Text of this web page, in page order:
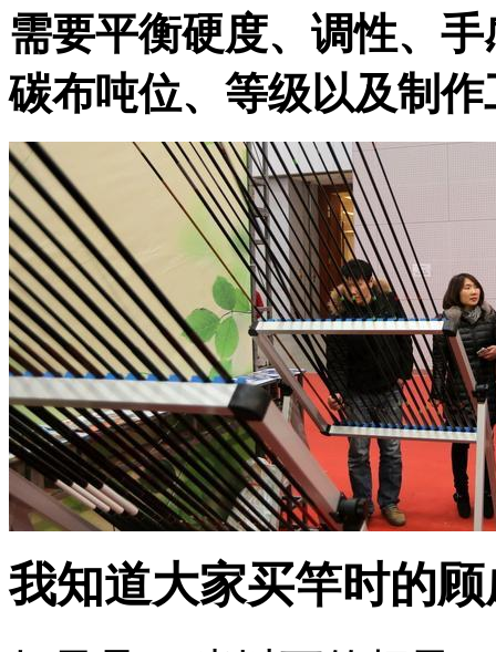
需要平衡硬度、调性、
碳布吨位、等级以及制作
我知道大家买竿时的